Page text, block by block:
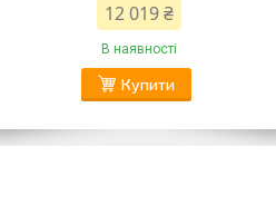
12 019 ₴
В наявності
Купити